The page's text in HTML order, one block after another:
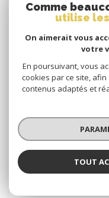
JACQUES
SE
Comme
utilise
On aimerait vous
votre
En poursuivant, vous
cookies par ce site,
contenus adaptés et
TOUT